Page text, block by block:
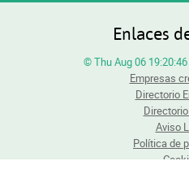
Enlaces
© Thu Aug 06
Empresas
Directorio
Aviso
Política de